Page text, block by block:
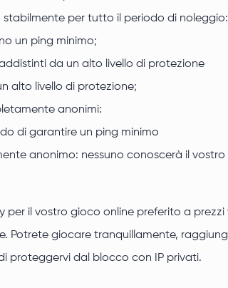
stabilmente per tutto il periodo di noleggio:
un ping minimo;
da un alto livello di protezione
alto livello di protezione;
anonimi:
di garantire un ping minimo
anonimo: nessuno conoscerà il vostro
per il vostro gioco online preferito a
Potrete giocare tranquillamente,
proteggervi dal blocco con IP privati.